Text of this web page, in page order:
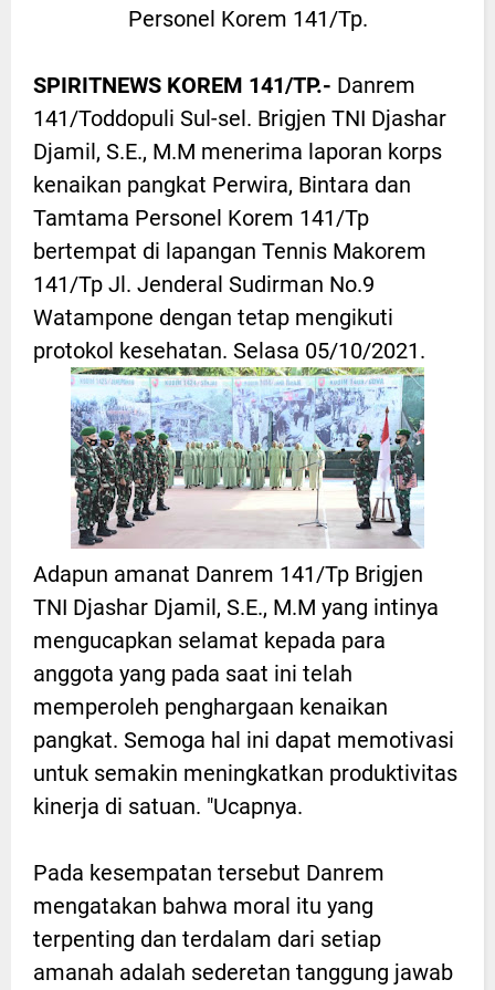
Personel Korem 141/Tp.
SPIRITNEWS KOREM 141/TP.- Danrem
141/Toddopuli Sul-sel. Brigjen TNI Djashar
Djamil, S.E., M.M menerima laporan korps
kenaikan pangkat Perwira, Bintara dan
Tamtama Personel Korem 141/Tp
bertempat di lapangan Tennis Makorem
141/Tp Jl. Jenderal Sudirman No.9
Watampone dengan tetap mengikuti
protokol kesehatan. Selasa 05/10/2021.
Adapun amanat Danrem 141/Tp Brigjen
TNI Djashar Djamil, S.E., M.M yang intinya
mengucapkan selamat kepada para
anggota yang pada saat ini telah
memperoleh penghargaan kenaikan
pangkat. Semoga hal ini dapat memotivasi
untuk semakin meningkatkan produktivitas
kinerja di satuan. "Ucapnya.
Pada kesempatan tersebut Danrem
mengatakan bahwa moral itu yang
terpenting dan terdalam dari setiap
amanah adalah sederetan tanggung jawab